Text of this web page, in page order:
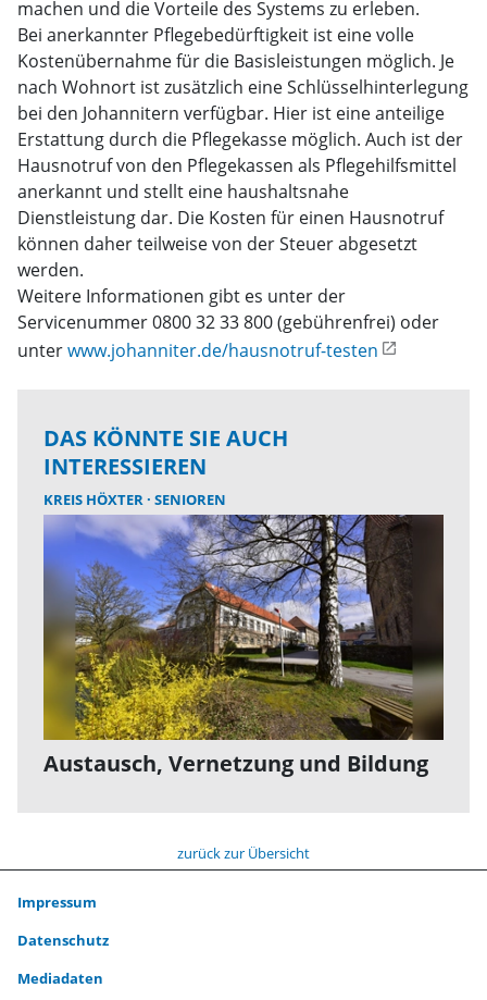
machen und die Vorteile des Systems zu erleben.
Bei anerkannter Pflegebedürftigkeit ist eine volle
Kostenübernahme für die Basisleistungen möglich. Je
nach Wohnort ist zusätzlich eine Schlüsselhinterlegung
bei den Johannitern verfügbar. Hier ist eine anteilige
Erstattung durch die Pflegekasse möglich. Auch ist der
Hausnotruf von den Pflegekassen als Pflegehilfsmittel
anerkannt und stellt eine haushaltsnahe
Dienstleistung dar. Die Kosten für einen Hausnotruf
können daher teilweise von der Steuer abgesetzt
werden.
Weitere Informationen gibt es unter der
Servicenummer 0800 32 33 800 (gebührenfrei) oder
unterwww.johanniter.de/hausnotruf-testen
DAS KÖNNTE SIE AUCH
INTERESSIEREN
KREIS HÖXTER SENIOREN
Austausch, Vernetzung und Bildung
zurück zur Übersicht
Impressum
Datenschutz
Mediadaten